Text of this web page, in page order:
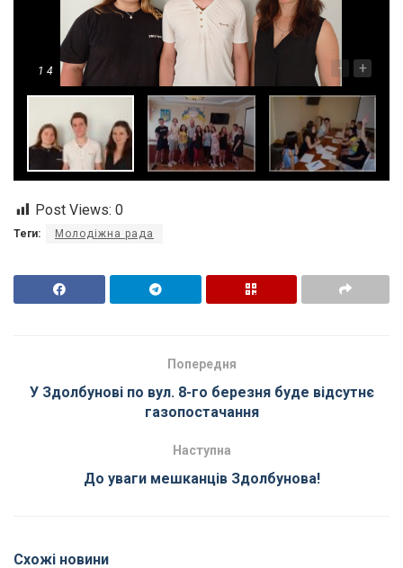
1 4 - +
Post Views: 0
Теги: Молодіжна рада
Попередня
У Здолбунові по вул. 8-го березня буде відсутнє
газопостачання
Наступна
До уваги мешканців Здолбунова!
Схожі новини